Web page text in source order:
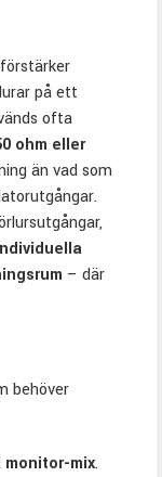
på ett
ofta
ohm eller
än vad som
– där
behöver
mix.